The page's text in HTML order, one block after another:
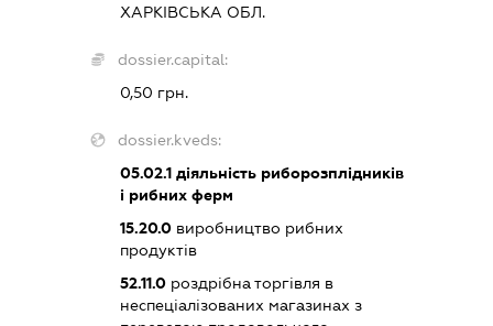
ХАРКІВСЬКА ОБЛ.
dossier.capital:
0,50 грн.
dossier.kveds:
05.02.1діяльність риборозплідників
і рибних ферм
15.20.0виробництво рибних
продуктів
52.11.0роздрібна торгівля в
неспеціалізованих магазинах з